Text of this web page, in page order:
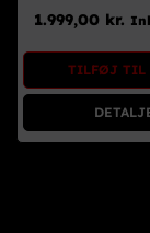
Tilbud
Brugte Dele
Kontakt Os
1.999,00 kr.
TILFØJ TIL